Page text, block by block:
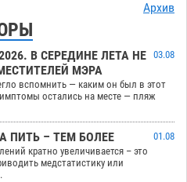
Архив
В СЕРЕДИНЕ ЛЕТА НЕ
МЭРА
03.08
вспомнить — каким он был в этот
остались на месте — пляж
ПИТЬ – ТЕМ БОЛЕЕ
01.08
кратно увеличивается – это
медстатистику или